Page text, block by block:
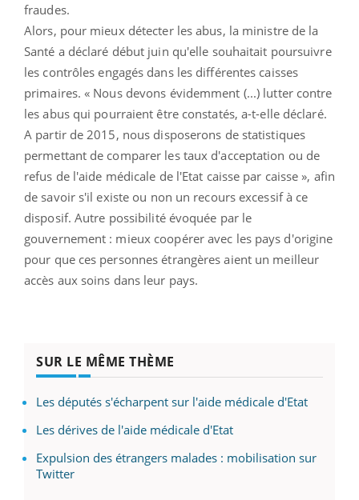
fraudes.
Alors, pour mieux détecter les abus, la ministre de la
Santé a déclaré début juin qu'elle souhaitait poursuivre
les contrôles engagés dans les différentes caisses
primaires. « Nous devons évidemment (...) lutter contre
les abus qui pourraient être constatés, a-t-elle déclaré.
A partir de 2015, nous disposerons de statistiques
permettant de comparer les taux d'acceptation ou de
refus de l'aide médicale de l'Etat caisse par caisse », afin
de savoir s'il existe ou non un recours excessif à ce
disposif. Autre possibilité évoquée par le
gouvernement : mieux coopérer avec les pays d'origine
pour que ces personnes étrangères aient un meilleur
accès aux soins dans leur pays.
SUR LE MÊME THÈME
Les députés s'écharpent sur l'aide médicale d'Etat
Les dérives de l'aide médicale d'Etat
Expulsion des étrangers malades : mobilisation sur
Twitter